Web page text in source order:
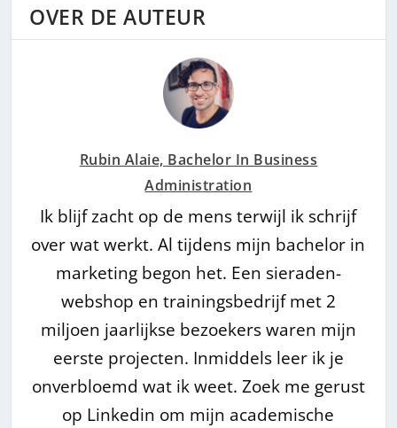
OVER DE AUTEUR
Rubin Alaie, Bachelor In Business
Administration
Ik blijf zacht op de mens terwijl ik schrijf
over wat werkt. Al tijdens mijn bachelor in
marketing begon het. Een sieraden-
webshop en trainingsbedrijf met 2
miljoen jaarlijkse bezoekers waren mijn
eerste projecten. Inmiddels leer ik je
onverbloemd wat ik weet. Zoek me gerust
op Linkedin om mijn academische